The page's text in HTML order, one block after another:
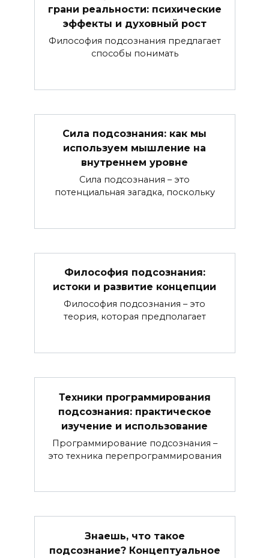
грани реальности: психические
эффекты и духовный рост
Философия подсознания предлагает
способы понимать
Сила подсознания: как мы
используем мышление на
внутреннем уровне
Сила подсознания – это
потенциальная загадка, поскольку
Философия подсознания:
истоки и развитие концепции
Философия подсознания – это
теория, которая предполагает
Техники программирования
подсознания: практическое
изучение и использование
Программирование подсознания –
это техника перепрограммирования
Знаешь, что такое
подсознание? Концептуальное